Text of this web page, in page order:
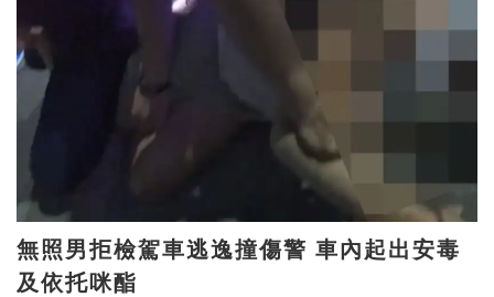
無照男拒檢駕車逃逸撞傷警 車內起出安毒
及依托咪酯